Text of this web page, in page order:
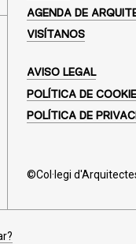
AGENDA DE
VISÍTANOS
AVISO LEGAL
POLÍTICA DE
POLÍTICA DE
©Col·legi